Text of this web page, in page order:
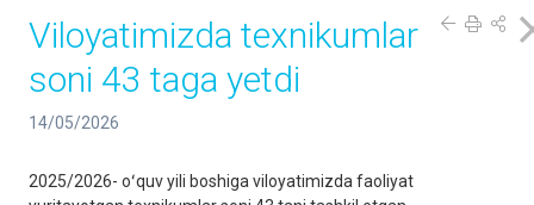
Viloyatimizda texnikumlar
soni 43 taga yetdi
14/05/2026
2025/2026- oʻquv yili boshiga viloyatimizda faoliyat